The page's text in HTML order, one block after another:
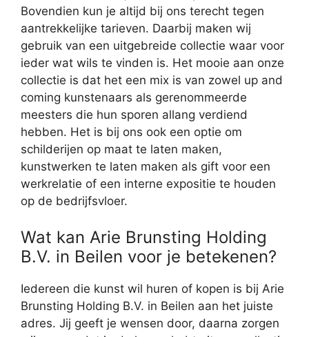
Bovendien kun je altijd bij ons terecht tegen
aantrekkelijke tarieven. Daarbij maken wij
gebruik van een uitgebreide collectie waar voor
ieder wat wils te vinden is. Het mooie aan onze
collectie is dat het een mix is van zowel up and
coming kunstenaars als gerenommeerde
meesters die hun sporen allang verdiend
hebben. Het is bij ons ook een optie om
schilderijen op maat te laten maken,
kunstwerken te laten maken als gift voor een
werkrelatie of een interne expositie te houden
op de bedrijfsvloer.
Wat kan Arie Brunsting Holding
B.V. in Beilen voor je betekenen?
Iedereen die kunst wil huren of kopen is bij Arie
Brunsting Holding B.V. in Beilen aan het juiste
adres. Jij geeft je wensen door, daarna zorgen